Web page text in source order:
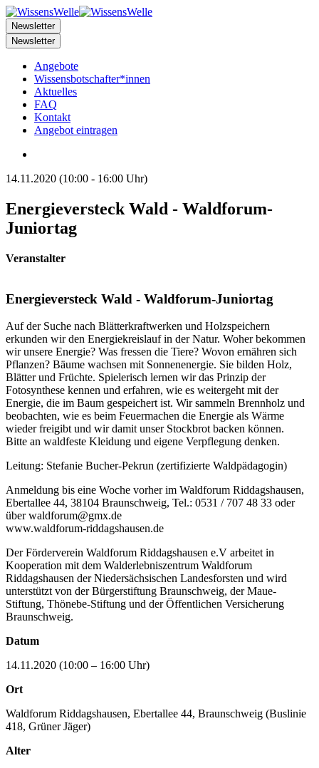
Newsletter
Newsletter
Angebote
Wissensbotschafter*innen
Aktuelles
FAQ
Kontakt
Angebot eintragen
14.11.2020 (10:00 - 16:00 Uhr)
Energieversteck Wald - Waldforum-
Juniortag
Veranstalter
Energieversteck Wald - Waldforum-Juniortag
Auf der Suche nach Blätterkraftwerken und Holzspeichern
erkunden wir den Energiekreislauf in der Natur. Woher bekommen
wir unsere Energie? Was fressen die Tiere? Wovon ernähren sich
Pflanzen? Bäume wachsen mit Sonnenenergie. Sie bilden Holz,
Blätter und Früchte. Spielerisch lernen wir das Prinzip der
Fotosynthese kennen und erfahren, wie es weitergeht mit der
Energie, die im Baum gespeichert ist. Wir sammeln Brennholz und
beobachten, wie es beim Feuermachen die Energie als Wärme
wieder freigibt und wir damit unser Stockbrot backen können.
Bitte an waldfeste Kleidung und eigene Verpflegung denken.
Leitung: Stefanie Bucher-Pekrun (zertifizierte Waldpädagogin)
Anmeldung bis eine Woche vorher im Waldforum Riddagshausen,
Ebertallee 44, 38104 Braunschweig, Tel.: 0531 / 707 48 33 oder
über waldforum@gmx.de
www.waldforum-riddagshausen.de
Der Förderverein Waldforum Riddagshausen e.V arbeitet in
Kooperation mit dem Walderlebniszentrum Waldforum
Riddagshausen der Niedersächsischen Landesforsten und wird
unterstützt von der Bürgerstiftung Braunschweig, der Maue-
Stiftung, Thönebe-Stiftung und der Öffentlichen Versicherung
Braunschweig.
Datum
14.11.2020 (10:00 – 16:00 Uhr)
Ort
Waldforum Riddagshausen, Ebertallee 44, Braunschweig (Buslinie
418, Grüner Jäger)
Alter